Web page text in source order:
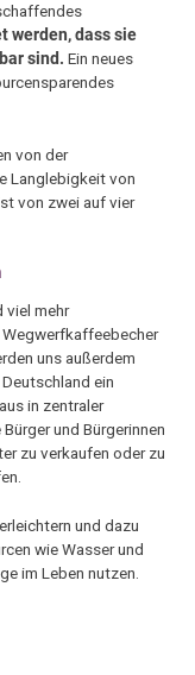
werden, dass sie
sind. Ein neues
von der
Langlebigkeit von
von zwei auf vier
viel mehr
uns außerdem
ein
in zentraler
und Bürgerinnen
zu verkaufen oder zu
und dazu
wie Wasser und
im Leben nutzen.